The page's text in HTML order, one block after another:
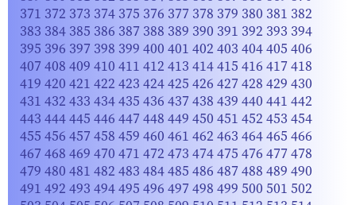
371 372 373 374 375 376 377 378 379 380 381 382
383 384 385 386 387 388 389 390 391 392 393 394
395 396 397 398 399 400 401 402 403 404405 406
407 408 409 410 411 412 413 414415 416 417418
419 420 421 422 423 424425 426 427428 429 430
431 432 433 434435 436 437438 439 440 441 442
443 444445 446 447 448 449 450 451 452 453 454
455 456 457 458 459 460 461 462 463 464465 466
467 468 469 470 471 472 473 474475 476 477478
479 480 481 482 483 484485 486 487488 489 490
491 492 493 494495 496 497498 499 500 501 502